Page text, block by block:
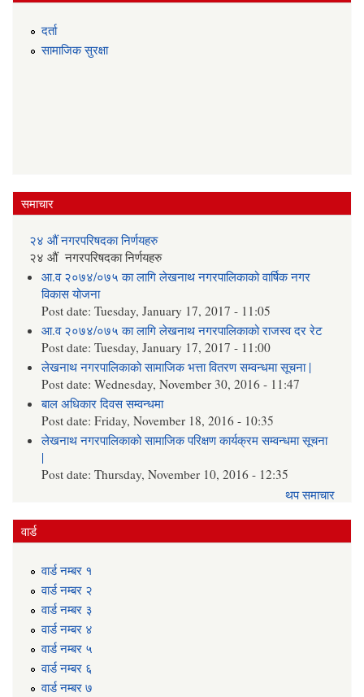
दर्ता
सामाजिक सुरक्षा
समाचार
२४ औं नगरपरिषदका निर्णयहरु
२४ औं नगरपरिषदका निर्णयहरु
आ.व २०७४/०७५ का लागि लेखनाथ नगरपालिकाको वार्षिक नगर
विकास योजना
Post date:Tuesday, January 17, 2017 - 11:05
आ.व २०७४/०७५ का लागि लेखनाथ नगरपालिकाको राजस्व दर रेट
Post date:Tuesday, January 17, 2017 - 11:00
लेखनाथ नगरपालिकाको सामाजिक भत्ता वितरण सम्वन्धमा सूचना |
Post date:Wednesday, November 30, 2016 - 11:47
बाल अधिकार दिवस सम्वन्धमा
Post date:Friday, November 18, 2016 - 10:35
लेखनाथ नगरपालिकाको सामाजिक परिक्षण कार्यक्रम सम्वन्धमा सूचना
|
Post date:Thursday, November 10, 2016 - 12:35
थप समाचार
वार्ड
वार्ड न‌म्बर १
वार्ड न‌म्बर २
वार्ड न‌म्बर ३
वार्ड न‌म्बर ४
वार्ड न‌म्बर ५
वार्ड न‌म्बर ६
वार्ड न‌म्बर ७